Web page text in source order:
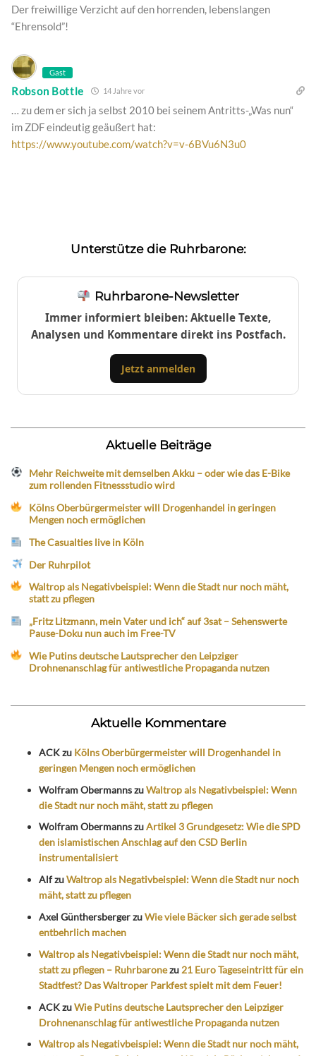
Der freiwillige Verzicht auf den horrenden, lebenslangen
“Ehrensold”!
Gast
Robson Bottle 14 Jahre vor
… zu dem er sich ja selbst 2010 bei seinem Antritts-„Was nun“
im ZDF eindeutig geäußert hat:
https://www.youtube.com/watch?v=v-6BVu6N3u0
Unterstütze die Ruhrbarone:
Ruhrbarone-Newsletter
Immer informiert bleiben: Aktuelle Texte,
Analysen und Kommentare direkt ins Postfach.
Jetzt anmelden
Aktuelle Beiträge
Mehr Reichweite mit demselben Akku – oder wie das E-Bike
zum rollenden Fitnessstudio wird
Kölns Oberbürgermeister will Drogenhandel in geringen
Mengen noch ermöglichen
The Casualties live in Köln
Der Ruhrpilot
Waltrop als Negativbeispiel: Wenn die Stadt nur noch mäht,
statt zu pflegen
„Fritz Litzmann, mein Vater und ich“ auf 3sat – Sehenswerte
Pause-Doku nun auch im Free-TV
Wie Putins deutsche Lautsprecher den Leipziger
Drohnenanschlag für antiwestliche Propaganda nutzen
Aktuelle Kommentare
ACKzu Kölns Oberbürgermeister will Drogenhandel in
geringen Mengen noch ermöglichen
Wolfram ObermannszuWaltrop als Negativbeispiel: Wenn
die Stadt nur noch mäht, statt zu pflegen
Wolfram ObermannszuArtikel 3 Grundgesetz: Wie die SPD
den islamistischen Anschlag auf den CSD Berlin
instrumentalisiert
AlfzuWaltrop als Negativbeispiel: Wenn die Stadt nur noch
mäht, statt zu pflegen
Axel GünthersbergerzuWie viele Bäcker sich gerade selbst
entbehrlich machen
Waltrop als Negativbeispiel: Wenn die Stadt nur noch mäht,
statt zu pflegen – Ruhrbaronezu 21 Euro Tageseintritt für ein
Stadtfest? Das Waltroper Parkfest spielt mit dem Feuer!
ACKzuWie Putins deutsche Lautsprecher den Leipziger
Drohnenanschlag für antiwestliche Propaganda nutzen
Waltrop als Negativbeispiel: Wenn die Stadt nur noch mäht,